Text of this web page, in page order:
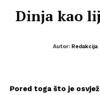
Dinja kao
Autor: Redakcija
Pored toga što je